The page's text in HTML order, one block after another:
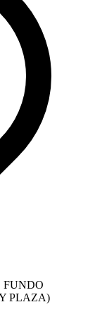
FUNDO
PLAZA)